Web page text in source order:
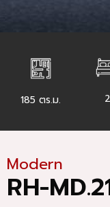
185 ตร.ม. 2
Modern
RH-